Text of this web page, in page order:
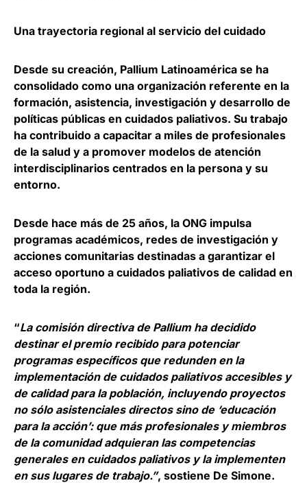
Una trayectoria regional al servicio del cuidado
Desde su creación, Pallium Latinoamérica se ha
consolidado como una organización referente en la
formación, asistencia, investigación y desarrollo de
políticas públicas en cuidados paliativos. Su trabajo
ha contribuido a capacitar a miles de profesionales
de la salud y a promover modelos de atención
interdisciplinarios centrados en la persona y su
entorno.
Desde hace más de 25 años, la ONG impulsa
programas académicos, redes de investigación y
acciones comunitarias destinadas a garantizar el
acceso oportuno a cuidados paliativos de calidad en
toda la región.
“La comisión directiva de Pallium ha decidido
destinar el premio recibido para potenciar
programas específicos que redunden en la
implementación de cuidados paliativos accesibles y
de calidad para la población, incluyendo proyectos
no sólo asistenciales directos sino de ‘educación
para la acción’: que más profesionales y miembros
de la comunidad adquieran las competencias
generales en cuidados paliativos y la implementen
en sus lugares de trabajo.”, sostiene De Simone.